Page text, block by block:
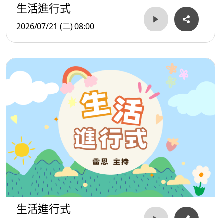
生活進行式
2026/07/21 (二) 08:00
生活進行式